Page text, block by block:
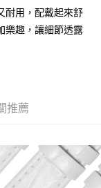
耐用，配戴起來舒
樂趣，讓細節透露
推薦